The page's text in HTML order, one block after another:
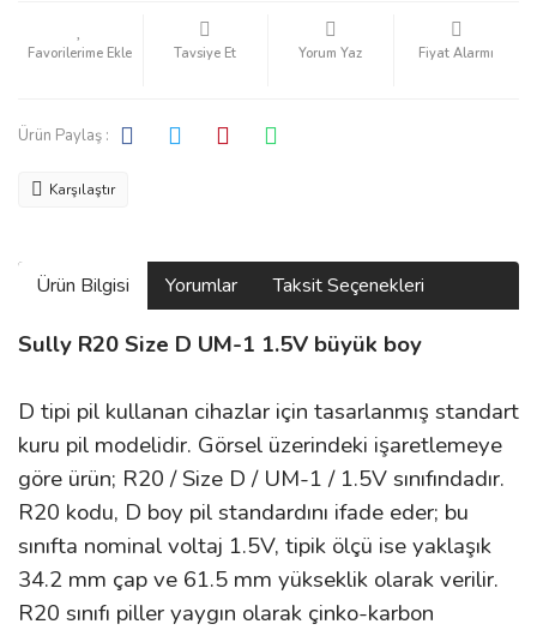
Tavsiye Et Yorum Yaz Fiyat Alarmı
Ürün Paylaş :
Karşılaştır
Ürün Bilgisi Yorumlar Taksit Seçenekleri
Sully R20 Size D UM-1 1.5V büyük boy
D tipi pil kullanan cihazlar için tasarlanmış standart
kuru pil modelidir. Görsel üzerindeki işaretlemeye
göre ürün; R20 / Size D / UM-1 / 1.5V sınıfındadır.
R20 kodu, D boy pil standardını ifade eder; bu
sınıfta nominal voltaj 1.5V, tipik ölçü ise yaklaşık
34.2 mm çap ve 61.5 mm yükseklik olarak verilir.
R20 sınıfı piller yaygın olarak çinko-karbon